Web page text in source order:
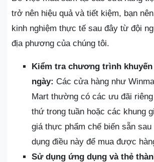
trở nên hiệu quả và tiết kiệm, bạn
kinh nghiệm thực tế sau đây từ đội
địa phương của chúng tôi.
Kiểm tra chương trình
ngày: Các cửa hàng như
Mart thường có các ưu đãi
thứ trong tuần hoặc các khung
giá thực phẩm chế biến sẵn
dụng điều này để mua được
Sử dụng ứng dụng và thẻ